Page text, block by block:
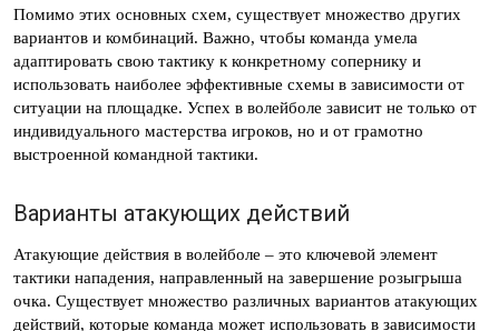
Помимо этих основных схем, существует множество других
вариантов и комбинаций. Важно, чтобы команда умела
адаптировать свою тактику к конкретному сопернику и
использовать наиболее эффективные схемы в зависимости от
ситуации на площадке. Успех в волейболе зависит не только от
индивидуального мастерства игроков, но и от грамотно
выстроенной командной тактики.
Варианты атакующих действий
Атакующие действия в волейболе – это ключевой элемент
тактики нападения, направленный на завершение розыгрыша
очка. Существует множество различных вариантов атакующих
действий, которые команда может использовать в зависимости